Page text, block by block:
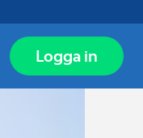
Logga in